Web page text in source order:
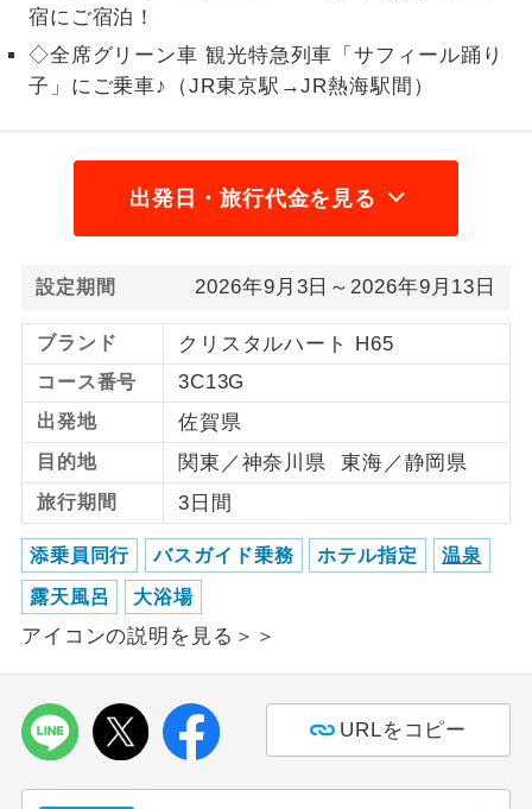
宿にご宿泊！
◇全席グリーン車 観光特急列車「サフィール踊り
子」にご乗車♪（JR東京駅→JR熱海駅間）
出発日・旅行代金を見る
設定期間 2026年9月3日～2026年9月13日
ブランド クリスタルハート H65
コース番号 3C13G
出発地 佐賀県
目的地 関東／神奈川県 東海／静岡県
旅行期間 3日間
添乗員同行 バスガイド乗務 ホテル指定 温泉
露天風呂 大浴場
アイコンの説明を見る＞＞
URLをコピー
加限定
スです。
金
ご夫婦限定
ご夫婦限定でご参加いただけるコースで
女性限定
女性限定でご参加いただけるコースで
す。
年齢制限あり
ご参加にあたり年齢に制限があるコース
です。
航空会社指定
利用航空会社が指定なので、ご出発の計
画にとても便利です。
ホテル指定
ご紹介するホテルを指定したコースで
す。
おひとり様バ
ス2席利用
おひとり様でバス席を2席利⽤できま